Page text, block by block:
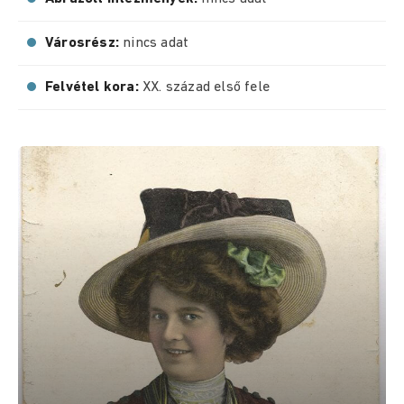
Városrész: nincs adat
Felvétel kora: XX. század első fele